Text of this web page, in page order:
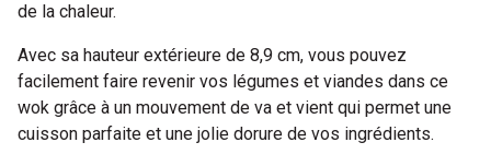
de la chaleur.
Avec sa hauteur extérieure de 8,9 cm, vous pouvez
facilement faire revenir vos légumes et viandes dans ce
wok grâce à un mouvement de va et vient qui permet une
cuisson parfaite et une jolie dorure de vos ingrédients.